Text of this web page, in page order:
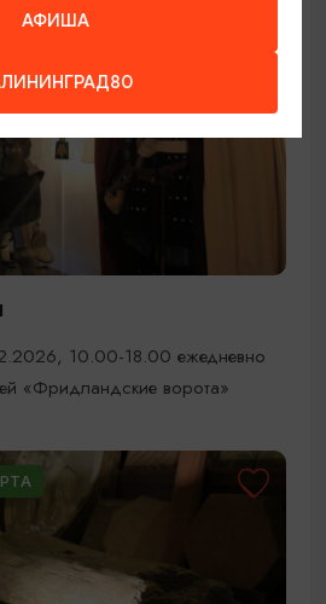
10.00-18.00 ежедневно
«Фридландские ворота»
АФИША